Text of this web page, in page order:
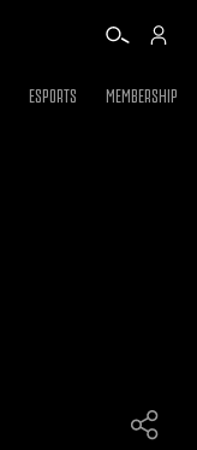
ESPORTS MEMBERSHIP